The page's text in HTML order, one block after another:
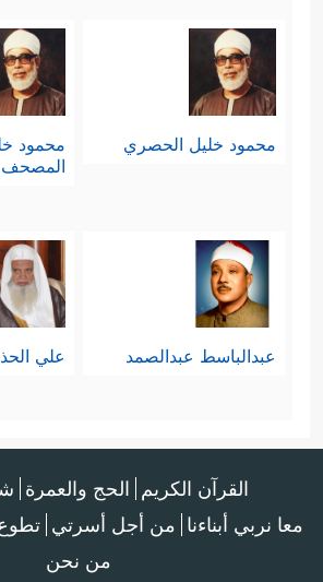
محمود خليل الحصري
محمود
المصحف
عبدالباسط عبدالصمد علي
القرآن الكريم الحج والعمرة
معا نربي أبناءنا من أجل أسرتي
من نحن